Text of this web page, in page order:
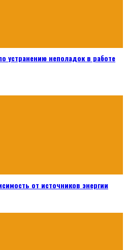
устранению неполадок в работе
от источников энергии